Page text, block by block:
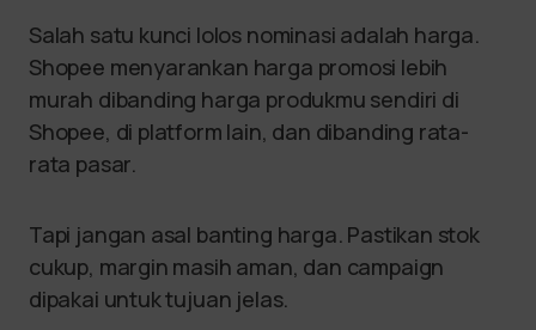
Salah satu kunci lolos nominasi adalah harga.
Shopee menyarankan harga promosi lebih
murah dibanding harga produkmu sendiri di
Shopee, di platform lain, dan dibanding rata-
rata pasar.
Tapi jangan asal banting harga. Pastikan stok
cukup, margin masih aman, dan campaign
dipakai untuk tujuan jelas.